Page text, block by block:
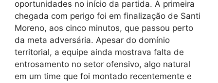
oportunidades no início da partida. A primeira
chegada com perigo foi em finalização de Santi
Moreno, aos cinco minutos, que passou perto
da meta adversária. Apesar do domínio
territorial, a equipe ainda mostrava falta de
entrosamento no setor ofensivo, algo natural
em um time que foi montado recentemente e